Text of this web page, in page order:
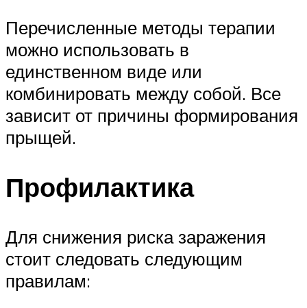
Перечисленные методы терапии
можно использовать в
единственном виде или
комбинировать между собой. Все
зависит от причины формирования
прыщей.
Профилактика
Для снижения риска заражения
стоит следовать следующим
правилам: